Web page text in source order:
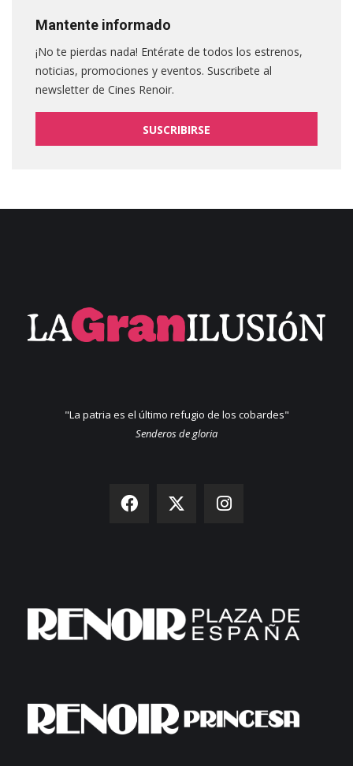
Mantente informado
¡No te pierdas nada! Entérate de todos los estrenos,
noticias, promociones y eventos. Suscribete al
newsletter de Cines Renoir.
SUSCRIBIRSE
"La patria es el último refugio de los cobardes"
Senderos de gloria